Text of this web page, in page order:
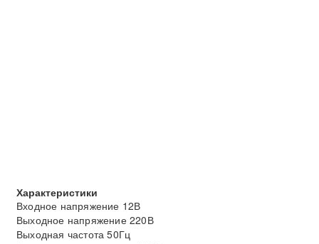
Характеристики
Входное напряжение 12В
Выходное напряжение 220В
Выходная частота 50Гц